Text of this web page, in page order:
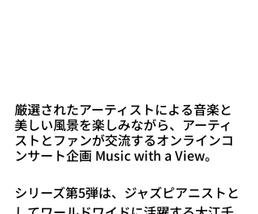
厳選されたアーティストによる音楽と
美しい風景を楽しみながら、アーティ
ストとファンが交流するオンラインコ
ンサート企画 Music with a View。
シリーズ第5弾は、ジャズピアニストと